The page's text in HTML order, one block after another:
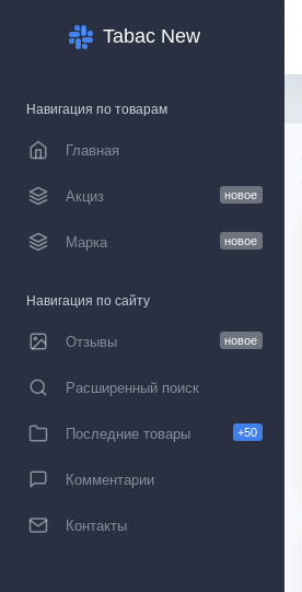
Tabac New
Навигация по товарам
Главная
Акциз новое
Марка новое
Навигация по сайту
Отзывы новое
Расширенный поиск
Последние товары +50
Комментарии
Контакты